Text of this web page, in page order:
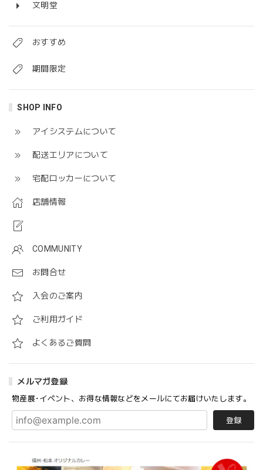
文明堂
おすすめ
期間限定
SHOP INFO
アイシステムについて
配送エリアについて
宅配ロッカーについて
店舗情報
COMMUNITY
お問合せ
入会のご案内
ご利用ガイド
よくあるご質問
メルマガ登録
物産展･イベント、お得な情報などをメールにてお届けいたします。
登録